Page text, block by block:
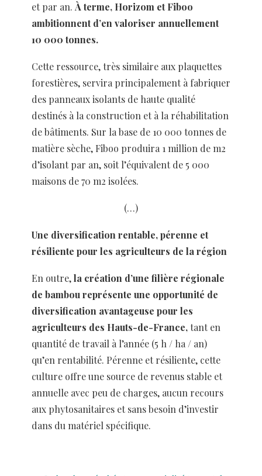
et par an. À terme, Horizom et Fiboo
ambitionnent d’en valoriser annuellement
10 000 tonnes.
Cette ressource, très similaire aux plaquettes
forestières, servira principalement à fabriquer
des panneaux isolants de haute qualité
destinés à la construction et à la réhabilitation
de bâtiments. Sur la base de 10 000 tonnes de
matière sèche, Fiboo produira 1 million de m2
d’isolant par an, soit l’équivalent de 5 000
maisons de 70 m2 isolées.
(…)
Une diversification rentable, pérenne et
résiliente pour les agriculteurs de la région
En outre,la création d’une filière régionale
de bambou représente une opportunité de
diversification avantageuse pour les
agriculteurs des Hauts-de-France,tant en
quantité de travail à l’année (5 h / ha / an)
qu’en rentabilité. Pérenne et résiliente, cette
culture offre une source de revenus stable et
annuelle avec peu de charges, aucun recours
aux phytosanitaires et sans besoin d’investir
dans du matériel spécifique.